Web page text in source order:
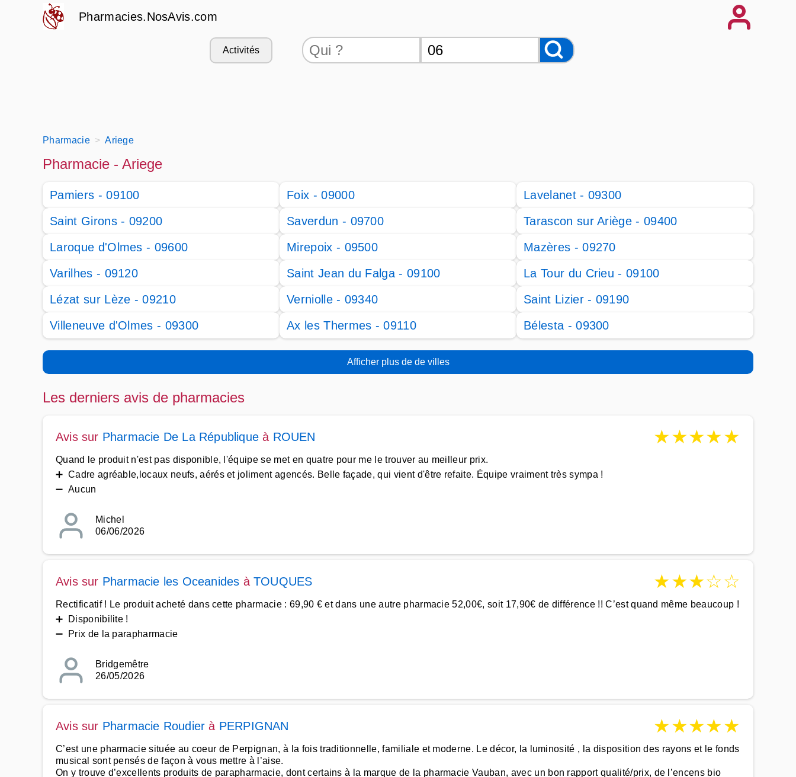
Pharmacies.NosAvis.com
Activités
Pharmacie Ariege
Pharmacie - Ariege
Pamiers - 09100 Foix - 09000
Lavelanet - 09300
Saint Girons - 09200
Saverdun - 09700
Tarascon sur Ariège - 09400
Laroque d'Olmes - 09600
Mirepoix - 09500
Mazères - 09270
Varilhes - 09120
Saint Jean du Falga - 09100
La Tour du Crieu - 09100
Lézat sur Lèze - 09210
Verniolle - 09340
Saint Lizier - 09190
Villeneuve d'Olmes - 09300
Ax les Thermes - 09110 Bélesta - 09300
Afficher plus de de villes
Les derniers avis de pharmacies
Avis sur Pharmacie De La République à ROUEN ★★★★★
Quand le produit n'est pas disponible, l'équipe se met en quatre pour me le trouver au meilleur prix.
➕ Cadre agréable,locaux neufs, aérés et joliment agencés. Belle façade, qui vient d'être refaite. Équipe vraiment très sympa !
➖ Aucun
Michel
06/06/2026
Avis sur Pharmacie les Oceanides àTOUQUES ★★★☆☆
Rectificatif ! Le produit acheté dans cette pharmacie : 69,90 € et dans une autre pharmacie 52,00€, soit 17,90€ de différence !! C’est quand même beaucoup !
➕ Disponibilite !
➖ Prix de la parapharmacie
Bridgemêtre
26/05/2026
Avis sur Pharmacie Roudier à PERPIGNAN ★★★★★
C’est une pharmacie située au coeur de Perpignan, à la fois traditionnelle, familiale et moderne. Le décor, la luminosité , la disposition des rayons et le fonds
musical sont pensés de façon à vous mettre à l’aise.
On y trouve d’excellents produits de parapharmacie, dont certains à la marque de la pharmacie Vauban, avec un bon rapport qualité/prix, de l’encens bio